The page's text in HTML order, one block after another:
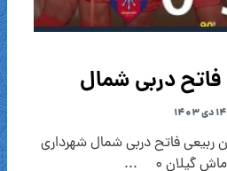
فاتح دربى شمال
۱۴ دی ۱۴۰۳
ربیعى فاتح دربى شمال شهردارى